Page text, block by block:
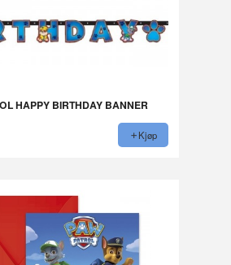
HAPPY BIRTHDAY BANNER
Kjøp